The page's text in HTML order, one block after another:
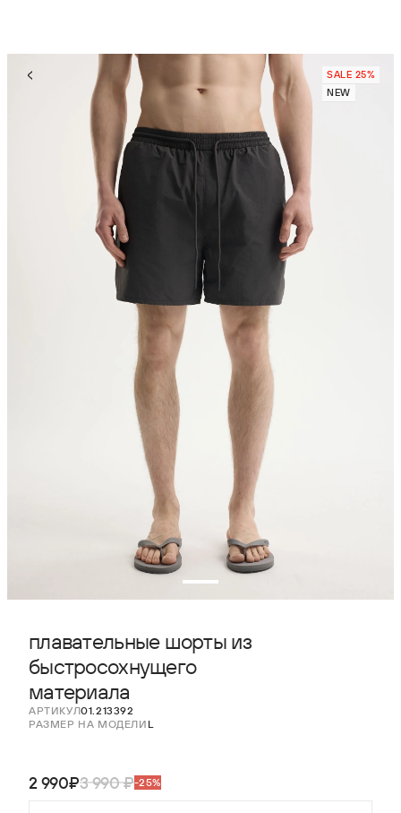
SALE 25%
NEW
плавательные шорты из
быстросохнущего
материала
АРТИКУЛ01.213392
РАЗМЕР НА МОДЕЛИ L
2 990₽3 990 ₽-25%